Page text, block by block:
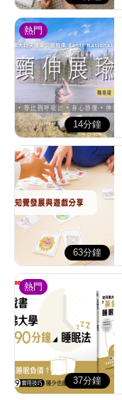
熱門
14分鐘
63分鐘
熱門
37分鐘